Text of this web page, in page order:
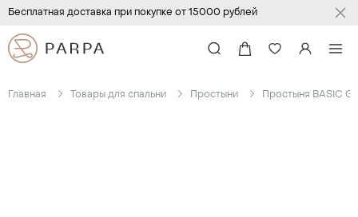
Бесплатная доставка при покупке от 15000 рублей
Главная Товары для спальни Простыни Простыня BASIC